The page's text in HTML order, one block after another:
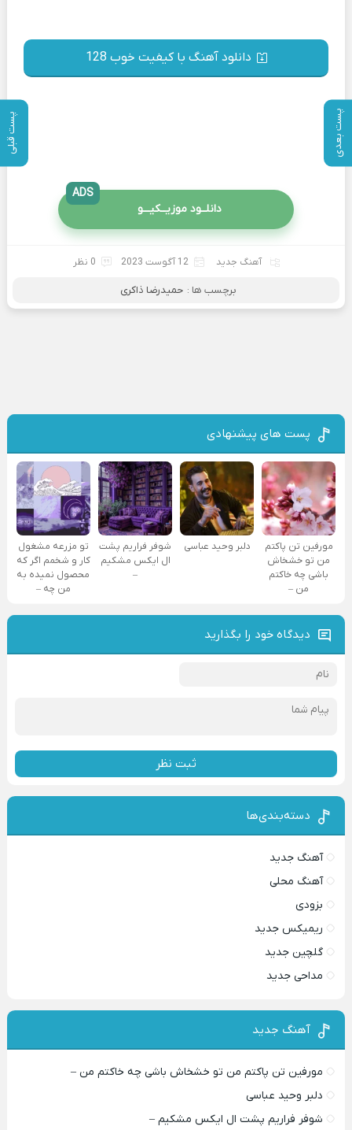
پست بعدی پست قبلی
دانلود آهنگ با کیفیت خوب 128
دانلــود موزیــکیـــو
ADS
آهنگ جدید 12 آگوست 2023 0 نظر
برچسب ها : حمیدرضا ذاکری
پست های پیشنهادی
مورفین تن پاکتم
من تو خشخاش
باشی چه خاکتم
من –
دلبر وحید عباسی
شوفر فراریم پشت
ال ایکس مشکیم
–
تو مزرعه مشغول
کار و شخمم اگر که
محصول نمیده به
من چه –
دیدگاه خود را بگذارید
ثبت نظر
دسته‌بندی‌ها
آهنگ جدید
آهنگ محلی
بزودی
ریمیکس جدید
گلچین جدید
مداحی جدید
آهنگ جدید
مورفین تن پاکتم من تو خشخاش باشی چه خاکتم من –
دلبر وحید عباسی
شوفر فراریم پشت ال ایکس مشکیم –